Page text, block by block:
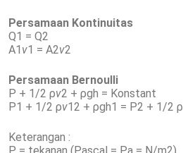
Persamaan Kontinuitas
Q1 = Q2
A1 v1 = A2v2
Persamaan Bernoulli
P + 1/2 ρv2 + ρgh = Konstant
P1 + 1/2 ρv12 + ρgh1 = P2 + 1/2 ρ
Keterangan :